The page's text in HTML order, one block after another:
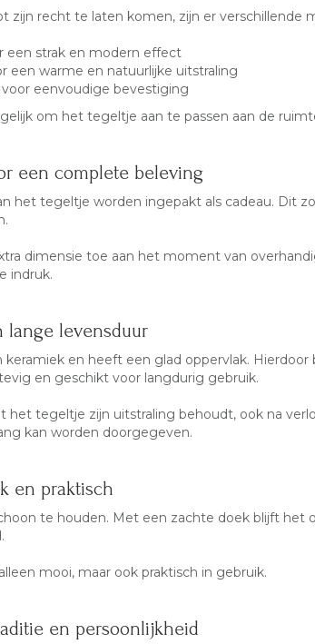
zijn recht te laten komen, zijn er verschillende
een strak en modern effect
een warme en natuurlijke uitstraling
eenvoudige bevestiging
om het tegeltje aan te passen aan de
een complete beleving
het tegeltje worden ingepakt als cadeau. Dit
dimensie toe aan het moment van
indruk.
lange levensduur
en heeft een glad oppervlak. Hierdoor
en geschikt voor langdurig gebruik.
het tegeltje zijn uitstraling behoudt, ook na
kan worden doorgegeven.
en praktisch
te houden. Met een zachte doek blijft het
mooi, maar ook praktisch in gebruik.
en persoonlijkheid